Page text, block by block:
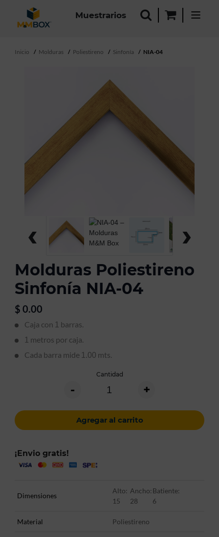
Muestrarios
Inicio Molduras Poliestireno Sinfonía NIA-04
‹ ›
Molduras Poliestireno
Sinfonía NIA-04
$ 0.00
Caja con 1 barras.
1 metros por caja.
Cada barra mide 1.00 mts.
Cantidad
- +
Agregar al carrito
¡Envio gratis!
Dimensiones
Alto:
15
Ancho:
28
Batiente:
6
Material Poliestireno